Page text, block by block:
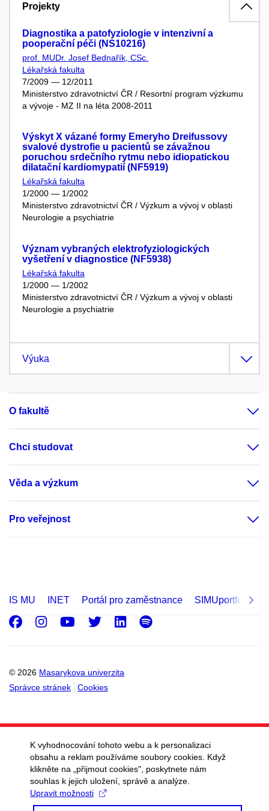
Projekty
Diagnostika a patofyziologie v intenzivní a
pooperační péči (NS10216)
prof. MUDr. Josef Bednařík, CSc.
Lékařská fakulta
7/2009 — 12/2011
Ministerstvo zdravotnictví ČR / Resortní program výzkumu
a vývoje - MZ II na léta 2008-2011
Výskyt X vázané formy Emeryho Dreifussovy
svalové dystrofie u pacientů se závažnou
poruchou srdečního rytmu nebo idiopatickou
dilatační kardiomypatií (NF5919)
Lékařská fakulta
1/2000 — 1/2002
Ministerstvo zdravotnictví ČR / Výzkum a vývoj v oblasti
Neurologie a psychiatrie
Význam vybraných elektrofyziologických
vyšetření v diagnostice (NF5938)
Lékařská fakulta
1/2000 — 1/2002
Ministerstvo zdravotnictví ČR / Výzkum a vývoj v oblasti
Neurologie a psychiatrie
Výuka
O fakultě
Chci studovat
Věda a výzkum
Pro veřejnost
IS MU INET Portál pro zaměstnance SIMUportfolio
© 2026 Masarykova univerzita
Správce stránek
Cookies
Facebook
Instagram
Youtube
Twitter
LinkedIn
Spotify
K vyhodnocování tohoto webu a k personalizaci
obsahu a reklam používáme soubory cookies. Když
klikněte na „přijmout cookies", poskytnete nám
souhlas k jejich uložení, správě a analýze.
Upravit možnosti